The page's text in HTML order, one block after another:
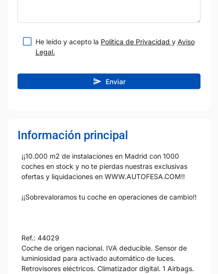
He leído y acepto la Política de Privacidad y Aviso
Legal.
Enviar
Información principal
¡¡10.000 m2 de instalaciones en Madrid con 1000
coches en stock y no te pierdas nuestras exclusivas
ofertas y liquidaciones en WWW.AUTOFESA.COM!!
¡¡Sobrevaloramos tu coche en operaciones de cambio!!
Ref.: 44029
Coche de origen nacional. IVA deducible. Sensor de
luminiosidad para activado automático de luces.
Retrovisores eléctricos. Climatizador digital. 1 Airbags.